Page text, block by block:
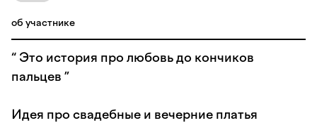
об участнике
“ Это история про любовь до кончиков
пальцев ”
Идея про свадебные и вечерние платья